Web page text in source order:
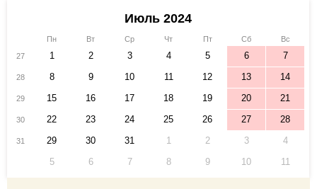
Июль 2024
Пн Вт Ср Чт Пт Сб
Вс
27
1 2 3 4 5 6 7
28 8 9 10 11 12 13 14
29 15 16 17 18 19 20 21
30 22 23 24 25 26 27 28
31 29 30 31 1 2 3
4
5
6 7 8 9 10 11